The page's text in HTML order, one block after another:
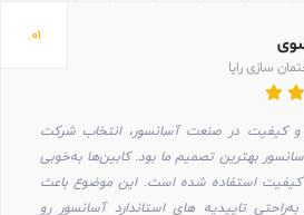
سازی رایا
و کیفیت در صنعت آسانسور، انتخاب شرکت
آسانسور بهترین تصمیم ما بود. کابین‌ها به‌خوبی
کیفیت استفاده شده است. این موضوع باعث
تاییدیه های استاندارد آسانسور رو
۰۱.